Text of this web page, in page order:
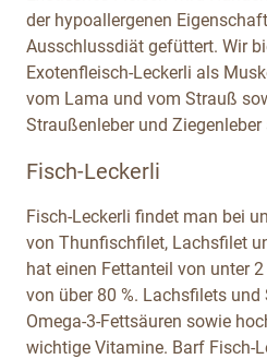
der hypoallergenen
Ausschlussdiät gefüttert. Wir
Exotenfleisch-Leckerli als
vom Lama und vom Strauß
Straußenleber und Ziegenleber
Fisch-Leckerli
Fisch-Leckerli findet man bei
von Thunfischfilet, Lachsfilet
hat einen Fettanteil von unter
von über 80 %. Lachsfilets
Omega-3-Fettsäuren sowie
wichtige Vitamine. Barf Fisch-